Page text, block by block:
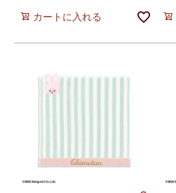
カートに入れる